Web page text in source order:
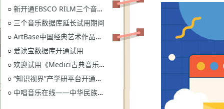
○ 新开通EBSCO RILM三个音乐类数据库免费试用
○ 三个音乐数据库延长试用期间
○ ArtBase中国经典艺术作品数据库继续开通试用通知
○ 爱读宝数据库开通试用
○ 欢迎试用《Medici古典音乐视听图书馆》
○ “知识视界”产学研平台开通试用通知
○ 中唱音乐在线——中华民族音乐与戏曲资源库开通试用